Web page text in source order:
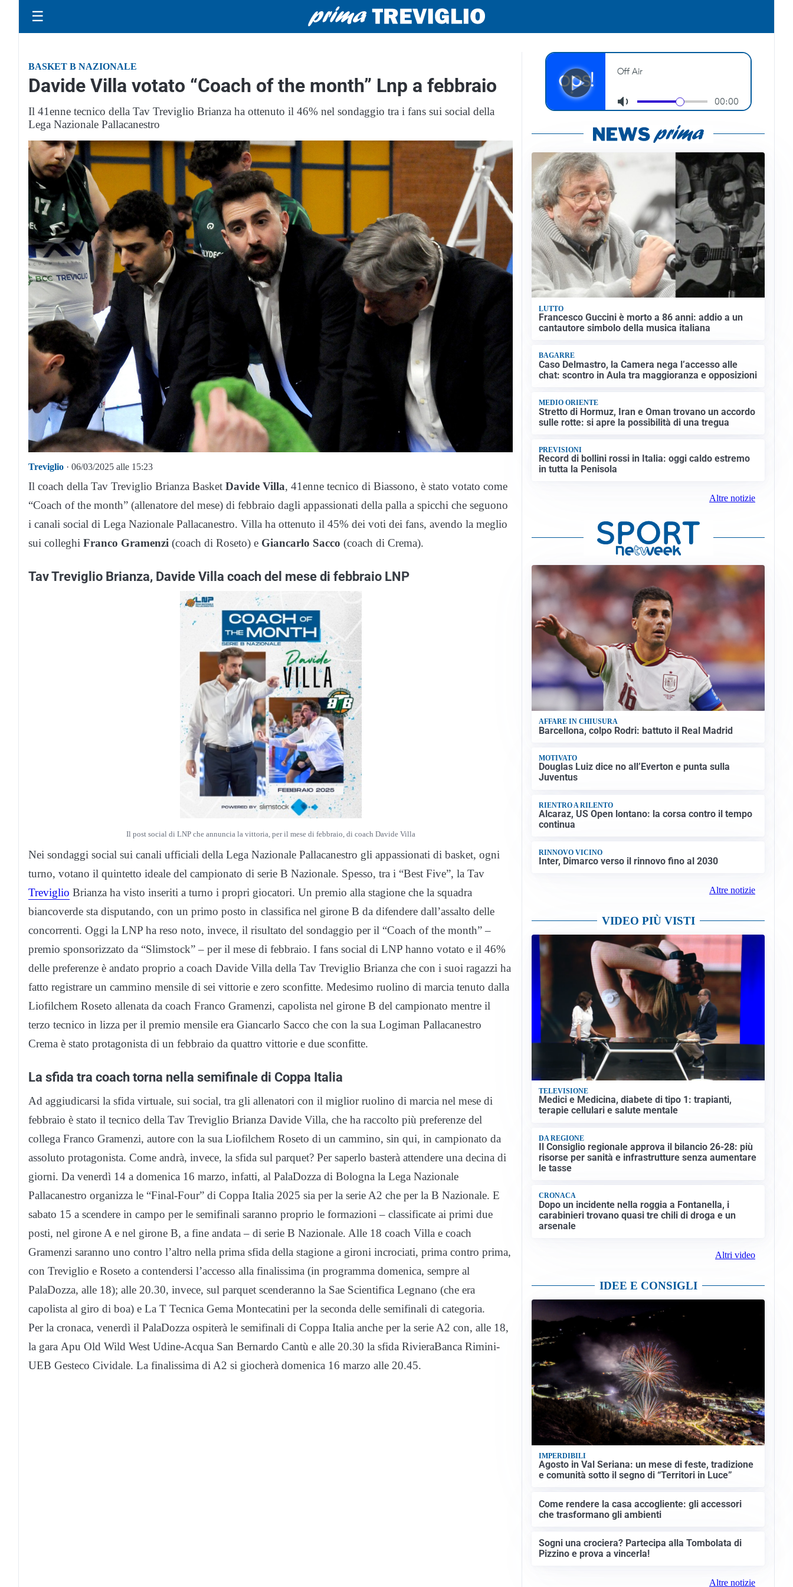
☰
BASKET B NAZIONALE
Davide Villa votato “Coach of the month” Lnp a febbraio
Il 41enne tecnico della Tav Treviglio Brianza ha ottenuto il 46% nel sondaggio tra i fans sui social della
Lega Nazionale Pallacanestro
Treviglio · 06/03/2025 alle 15:23
Il coach della Tav Treviglio Brianza Basket Davide Villa, 41enne tecnico di Biassono, è stato votato come
“Coach of the month” (allenatore del mese) di febbraio dagli appassionati della palla a spicchi che seguono
i canali social di Lega Nazionale Pallacanestro. Villa ha ottenuto il 45% dei voti dei fans, avendo la meglio
sui colleghi Franco Gramenzi (coach di Roseto) e Giancarlo Sacco (coach di Crema).
Tav Treviglio Brianza, Davide Villa coach del mese di febbraio LNP
Il post social di LNP che annuncia la vittoria, per il mese di febbraio, di coach Davide Villa
Nei sondaggi social sui canali ufficiali della Lega Nazionale Pallacanestro gli appassionati di basket, ogni
turno, votano il quintetto ideale del campionato di serie B Nazionale. Spesso, tra i “Best Five”, la Tav
Treviglio Brianza ha visto inseriti a turno i propri giocatori. Un premio alla stagione che la squadra
biancoverde sta disputando, con un primo posto in classifica nel girone B da difendere dall’assalto delle
concorrenti. Oggi la LNP ha reso noto, invece, il risultato del sondaggio per il “Coach of the month” –
premio sponsorizzato da “Slimstock” – per il mese di febbraio. I fans social di LNP hanno votato e il 46%
delle preferenze è andato proprio a coach Davide Villa della Tav Treviglio Brianza che con i suoi ragazzi ha
fatto registrare un cammino mensile di sei vittorie e zero sconfitte. Medesimo ruolino di marcia tenuto dalla
Liofilchem Roseto allenata da coach Franco Gramenzi, capolista nel girone B del campionato mentre il
terzo tecnico in lizza per il premio mensile era Giancarlo Sacco che con la sua Logiman Pallacanestro
Crema è stato protagonista di un febbraio da quattro vittorie e due sconfitte.
La sfida tra coach torna nella semifinale di Coppa Italia
Ad aggiudicarsi la sfida virtuale, sui social, tra gli allenatori con il miglior ruolino di marcia nel mese di
febbraio è stato il tecnico della Tav Treviglio Brianza Davide Villa, che ha raccolto più preferenze del
collega Franco Gramenzi, autore con la sua Liofilchem Roseto di un cammino, sin qui, in campionato da
assoluto protagonista. Come andrà, invece, la sfida sul parquet? Per saperlo basterà attendere una decina di
giorni. Da venerdì 14 a domenica 16 marzo, infatti, al PalaDozza di Bologna la Lega Nazionale
Pallacanestro organizza le “Final-Four” di Coppa Italia 2025 sia per la serie A2 che per la B Nazionale. E
sabato 15 a scendere in campo per le semifinali saranno proprio le formazioni – classificate ai primi due
posti, nel girone A e nel girone B, a fine andata – di serie B Nazionale. Alle 18 coach Villa e coach
Gramenzi saranno uno contro l’altro nella prima sfida della stagione a gironi incrociati, prima contro prima,
con Treviglio e Roseto a contendersi l’accesso alla finalissima (in programma domenica, sempre al
PalaDozza, alle 18); alle 20.30, invece, sul parquet scenderanno la Sae Scientifica Legnano (che era
capolista al giro di boa) e La T Tecnica Gema Montecatini per la seconda delle semifinali di categoria.
Per la cronaca, venerdì il PalaDozza ospiterà le semifinali di Coppa Italia anche per la serie A2 con, alle 18,
la gara Apu Old Wild West Udine-Acqua San Bernardo Cantù e alle 20.30 la sfida RivieraBanca Rimini-
UEB Gesteco Cividale. La finalissima di A2 si giocherà domenica 16 marzo alle 20.45.
LUTTO
Francesco Guccini è morto a 86 anni: addio a un
cantautore simbolo della musica italiana
BAGARRE
Caso Delmastro, la Camera nega l’accesso alle
chat: scontro in Aula tra maggioranza e opposizioni
MEDIO ORIENTE
Stretto di Hormuz, Iran e Oman trovano un accordo
sulle rotte: si apre la possibilità di una tregua
PREVISIONI
Record di bollini rossi in Italia: oggi caldo estremo
in tutta la Penisola
Altre notizie
AFFARE IN CHIUSURA
Barcellona, colpo Rodri: battuto il Real Madrid
MOTIVATO
Douglas Luiz dice no all’Everton e punta sulla
Juventus
RIENTRO A RILENTO
Alcaraz, US Open lontano: la corsa contro il tempo
continua
RINNOVO VICINO
Inter, Dimarco verso il rinnovo fino al 2030
Altre notizie
VIDEO PIÙ VISTI
TELEVISIONE
Medici e Medicina, diabete di tipo 1: trapianti,
terapie cellulari e salute mentale
DA REGIONE
Il Consiglio regionale approva il bilancio 26-28: più
risorse per sanità e infrastrutture senza aumentare
le tasse
CRONACA
Dopo un incidente nella roggia a Fontanella, i
carabinieri trovano quasi tre chili di droga e un
arsenale
Altri video
IDEE E CONSIGLI
IMPERDIBILI
Agosto in Val Seriana: un mese di feste, tradizione
e comunità sotto il segno di “Territori in Luce”
Come rendere la casa accogliente: gli accessori
che trasformano gli ambienti
Sogni una crociera? Partecipa alla Tombolata di
Pizzino e prova a vincerla!
Altre notizie